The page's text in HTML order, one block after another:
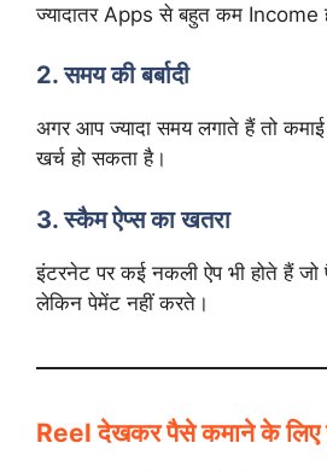
ज्यादातर Apps से बहुत कम Income
2. समय की बर्बादी
अगर आप ज्यादा समय लगाते हैं तो
खर्च हो सकता है।
3. स्कैम ऐप्स का खतरा
इंटरनेट पर कई नकली ऐप भी होते हैं
लेकिन पेमेंट नहीं करते।
Reel देखकर पैसे कमाने के लिए